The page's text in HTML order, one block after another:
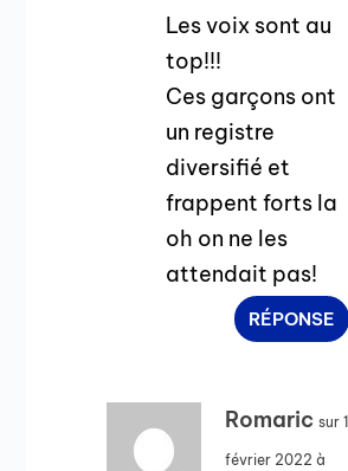
Les voix sont au
top!!!
Ces garçons ont
un registre
diversifié et
frappent forts la
oh on ne les
attendait pas!
RÉPONSE
Romaric sur 1
février 2022 à